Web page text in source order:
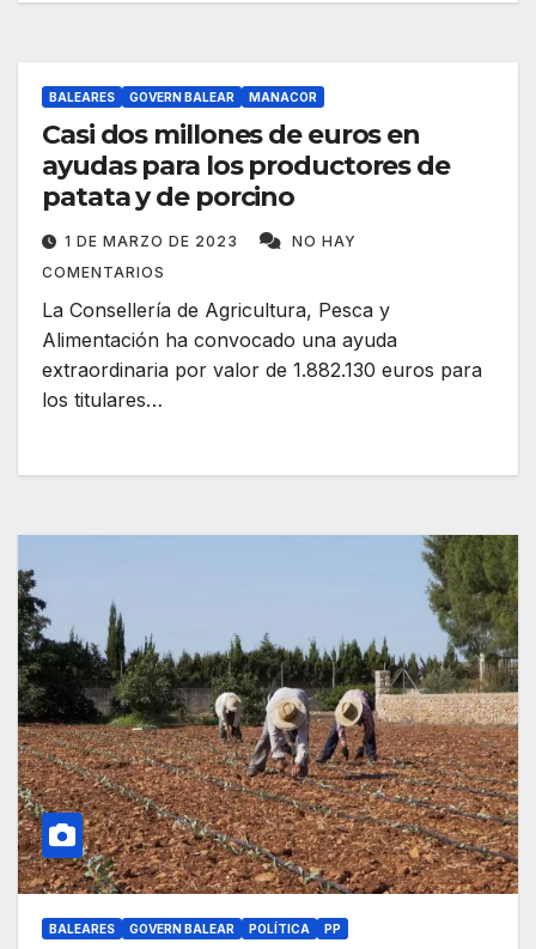
BALEARES GOVERN BALEAR MANACOR
Casi dos millones de euros en
ayudas para los productores de
patata y de porcino
1 DE MARZO DE 2023
NO HAY
COMENTARIOS
La Consellería de Agricultura, Pesca y
Alimentación ha convocado una ayuda
extraordinaria por valor de 1.882.130 euros para
los titulares…
BALEARES GOVERN BALEAR POLÍTICA PP